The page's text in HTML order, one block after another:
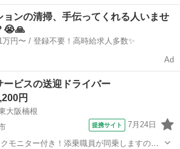
得可能です♪ ぜひご覧ください◎
—————————————— ■使用車種：3ｔ（...
鴻池新田駅 ドライバー
ョンの清掃、手伝ってくれる人いませ
😭🙏
日給例1万円〜 / 登録不要！高時給求人多数✨
Ad
ービスの送迎ドライバー
円
大阪楠根
提携サイト 7月24日
モニター付き！添乗職員が同乗しますので